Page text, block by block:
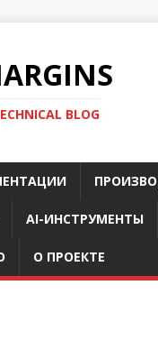
BLOG
AI-ИНСТРУМЕНТЫ
О ПРОЕКТЕ